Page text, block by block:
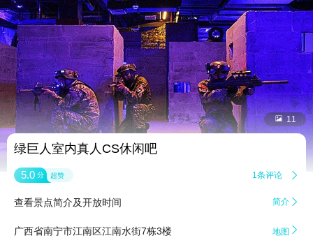
 11
绿巨人室内真人CS休闲吧
5.0 分 超赞 1条评论 
查看景点简介及开放时间 简介 
广西省南宁市江南区江南水街7栋3楼 地图 
